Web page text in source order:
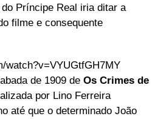
Príncipe Real iria ditar a
filme e consequente
watch?v=VYUGtfGH7MY
de 1909 de Os Crimes de
por Lino Ferreira
até que o determinado João